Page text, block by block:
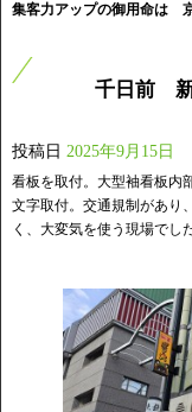
集客力アップの御用命は
千日前
投稿日 2025年9月15日
看板を取付。大型袖看板内
文字取付。交通規制があり
く、大変気を使う現場でし